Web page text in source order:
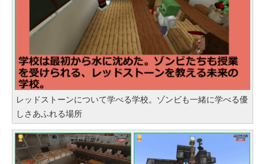
レッドストーンについて学べる学校。ゾンビも一緒に学べる優
しさあふれる場所